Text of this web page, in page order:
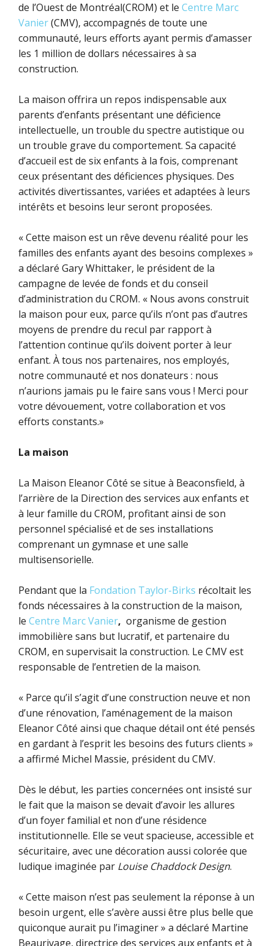
de l’Ouest de Montréal(CROM) et le Centre Marc
Vanier(CMV), accompagnés de toute une
communauté, leurs efforts ayant permis d’amasser
les 1 million de dollars nécessaires à sa
construction.
La maison offrira un repos indispensable aux
parents d’enfants présentant une déficience
intellectuelle, un trouble du spectre autistique ou
un trouble grave du comportement. Sa capacité
d’accueil est de six enfants à la fois, comprenant
ceux présentant des déficiences physiques. Des
activités divertissantes, variées et adaptées à leurs
intérêts et besoins leur seront proposées.
« Cette maison est un rêve devenu réalité pour les
familles des enfants ayant des besoins complexes »
a déclaré Gary Whittaker, le président de la
campagne de levée de fonds et du conseil
d’administration du CROM. « Nous avons construit
la maison pour eux, parce qu’ils n’ont pas d’autres
moyens de prendre du recul par rapport à
l’attention continue qu’ils doivent porter à leur
enfant. À tous nos partenaires, nos employés,
notre communauté et nos donateurs : nous
n’aurions jamais pu le faire sans vous ! Merci pour
votre dévouement, votre collaboration et vos
efforts constants.»
La maison
La Maison Eleanor Côté se situe à Beaconsfield, à
l’arrière de la Direction des services aux enfants et
à leur famille du CROM, profitant ainsi de son
personnel spécialisé et de ses installations
comprenant un gymnase et une salle
multisensorielle.
Pendant que la Fondation Taylor-Birks récoltait les
fonds nécessaires à la construction de la maison,
le Centre Marc Vanier, organisme de gestion
immobilière sans but lucratif, et partenaire du
CROM, en supervisait la construction. Le CMV est
responsable de l’entretien de la maison.
« Parce qu’il s’agit d’une construction neuve et non
d’une rénovation, l’aménagement de la maison
Eleanor Côté ainsi que chaque détail ont été pensés
en gardant à l’esprit les besoins des futurs clients »
a affirmé Michel Massie, président du CMV.
Dès le début, les parties concernées ont insisté sur
le fait que la maison se devait d’avoir les allures
d’un foyer familial et non d’une résidence
institutionnelle. Elle se veut spacieuse, accessible et
sécuritaire, avec une décoration aussi colorée que
ludique imaginée par Louise Chaddock Design.
« Cette maison n’est pas seulement la réponse à un
besoin urgent, elle s’avère aussi être plus belle que
quiconque aurait pu l’imaginer » a déclaré Martine
Beaurivage, directrice des services aux enfants et à